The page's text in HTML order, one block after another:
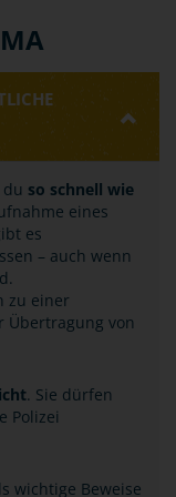
so schnell wie
eines
es
– auch wenn
zu einer
Übertragung von
. Sie dürfen
Polizei
wichtige Beweise